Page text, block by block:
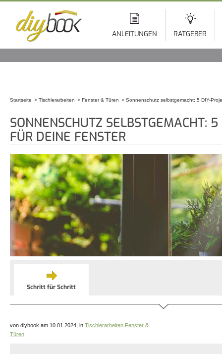
ANLEITUNGEN RATGEBER
Startseite Tischlerarbeiten Fenster & Türen Sonnenschutz selbstgemacht: 5 DIY-
SONNENSCHUTZ SELBSTGEMACHT:
FÜR DEINE FENSTER
Schritt für Schritt
von diybook am 10.01.2024, in Tischlerarbeiten Fenster &
Türen